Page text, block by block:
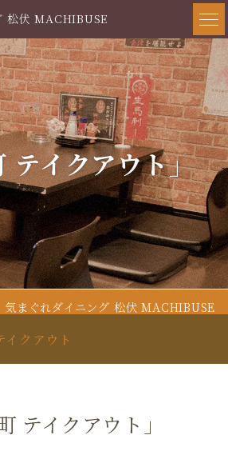
松伏 MACHIBUSE
テイクアウト」
まぐれダイニング 松伏 MACHIBUSE
イクアウト
テイクアウト」